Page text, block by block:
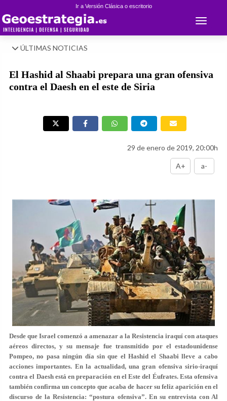
Ir a Versión Clásica o escritorio
Toggle
ÚLTIMAS NOTICIAS
El Hashid al Shaabi prepara una gran ofensiva
contra el Daesh en el este de Siria
29 de enero de 2019, 20:00h
A+ a-
Desde que Israel comenzó a amenazar a la Resistencia iraquí con ataques
aéreos directos, y su mensaje fue transmitido por el estadounidense
Pompeo, no pasa ningún día sin que el Hashid el Shaabi lleve a cabo
acciones importantes. En la actualidad, una gran ofensiva sirio-iraquí
contra el Daesh está en preparación en el Este del Éufrates. Esta ofensiva
también confirma un concepto que acaba de hacer su feliz aparición en el
discurso de la Resistencia: “postura ofensiva”. En su entrevista con Al